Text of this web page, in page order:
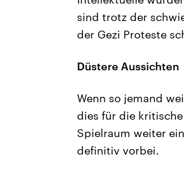
sind trotz der
der Gezi Proteste
Düstere Aussichten
Wenn so jemand
dies für die
Spielraum weiter
definitiv vorbei.